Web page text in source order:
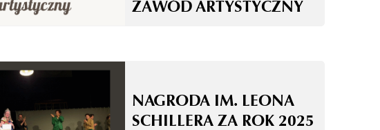
ZAWÓD ARTYSTYCZNY
NAGRODA IM. LEONA
SCHILLERA ZA ROK 2025